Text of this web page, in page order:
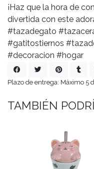
¡Haz que la hora de
divertida con este
#tazadegato
#gatitostiernos
#decoracion #hogar
Plazo de entrega: Máximo 5
TAMBIÉN